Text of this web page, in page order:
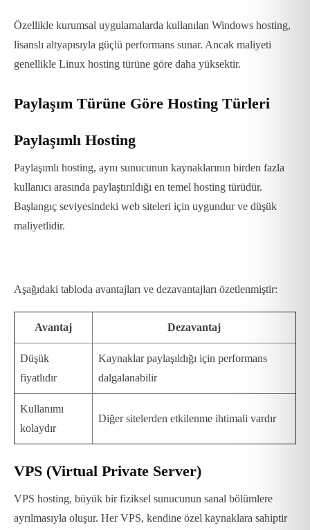
Özellikle kurumsal uygulamalarda kullanılan Windows hosting,
lisanslı altyapısıyla güçlü performans sunar. Ancak maliyeti
genellikle Linux hosting türüne göre daha yüksektir.
Paylaşım Türüne Göre Hosting Türleri
Paylaşımlı Hosting
Paylaşımlı hosting, aynı sunucunun kaynaklarının birden fazla
kullanıcı arasında paylaştırıldığı en temel hosting türüdür.
Başlangıç seviyesindeki web siteleri için uygundur ve düşük
maliyetlidir.
Aşağıdaki tabloda avantajları ve dezavantajları özetlenmiştir:
Avantaj Dezavantaj
Düşük
fiyatlıdır
Kaynaklar paylaşıldığı için performans
dalgalanabilir
Kullanımı
kolaydır
Diğer sitelerden etkilenme ihtimali vardır
VPS (Virtual Private Server)
VPS hosting, büyük bir fiziksel sunucunun sanal bölümlere
ayrılmasıyla oluşur. Her VPS, kendine özel kaynaklara sahiptir